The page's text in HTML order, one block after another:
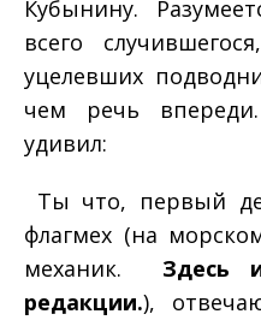
Кубынину.
всего
уцелевших
чем речь
удивил:
Ты что, первый
флагмех (на
механик. ­ Здесь
редакции.),